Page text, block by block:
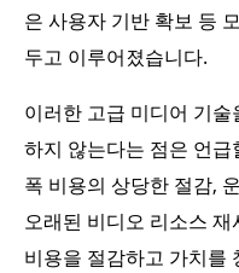
은 사용자 기반 확보 등
두고 이루어졌습니다.
이러한 고급 미디어 기
하지 않는다는 점은 언
폭 비용의 상당한 절감,
오래된 비디오 리소스
비용을 절감하고 가치를